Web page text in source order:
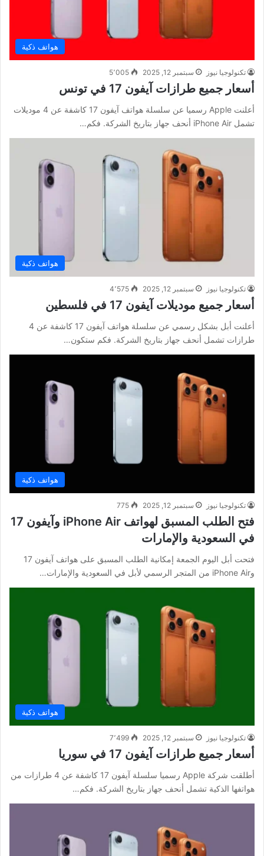
هواتف ذكية
تكنولوجيا نيوز سبتمبر 12, 2025 5٬005
أسعار جميع طرازات آيفون 17 في تونس
أعلنت Apple رسميا عن سلسلة هواتف آيفون 17 كاشفة عن 4 موديلات
تشمل iPhone Air أنحف جهاز بتاريخ الشركة. فكم…
هواتف ذكية
تكنولوجيا نيوز سبتمبر 12, 2025 4٬575
أسعار جميع موديلات آيفون 17 في فلسطين
أعلنت أبل بشكل رسمي عن سلسلة هواتف آيفون 17 كاشفة عن 4
طرازات تشمل أنحف جهاز بتاريخ الشركة. فكم ستكون…
هواتف ذكية
تكنولوجيا نيوز سبتمبر 12, 2025 775
فتح الطلب المسبق لهواتف iPhone Air وآيفون 17
في السعودية والإمارات
فتحت أبل اليوم الجمعة إمكانية الطلب المسبق على هواتف آيفون 17
وiPhone Air من المتجر الرسمي لأبل في السعودية والإمارات…
هواتف ذكية
تكنولوجيا نيوز سبتمبر 12, 2025 7٬499
أسعار جميع طرازات آيفون 17 في سوريا
أطلقت شركة Apple رسميا سلسلة آيفون 17 كاشفة عن 4 طرازات من
هواتفها الذكية تشمل أنحف جهاز بتاريخ الشركة. فكم…